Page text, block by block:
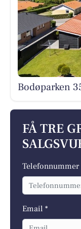
Bodøparken
FÅ TRE
Telefonnummer
Email *